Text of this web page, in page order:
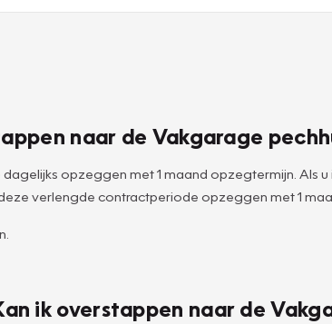
naar de Vakgarage
opzeggen met 1 maand opzegtermijn. Als
verlengde contractperiode opzeggen met 1
ik overstappen naar de